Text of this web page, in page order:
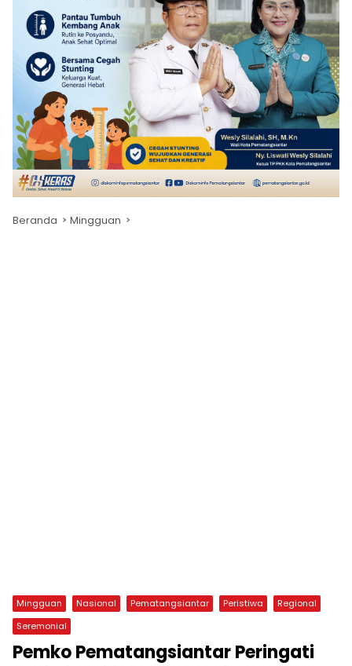
Beranda Mingguan
Mingguan Nasional Pematangsiantar Peristiwa
Regional
Seremonial
Pemko Pematangsiantar Peringati